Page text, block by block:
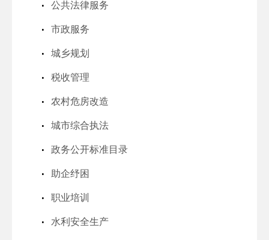
公共法律服务
市政服务
城乡规划
税收管理
农村危房改造
城市综合执法
政务公开标准目录
助企纾困
职业培训
水利安全生产